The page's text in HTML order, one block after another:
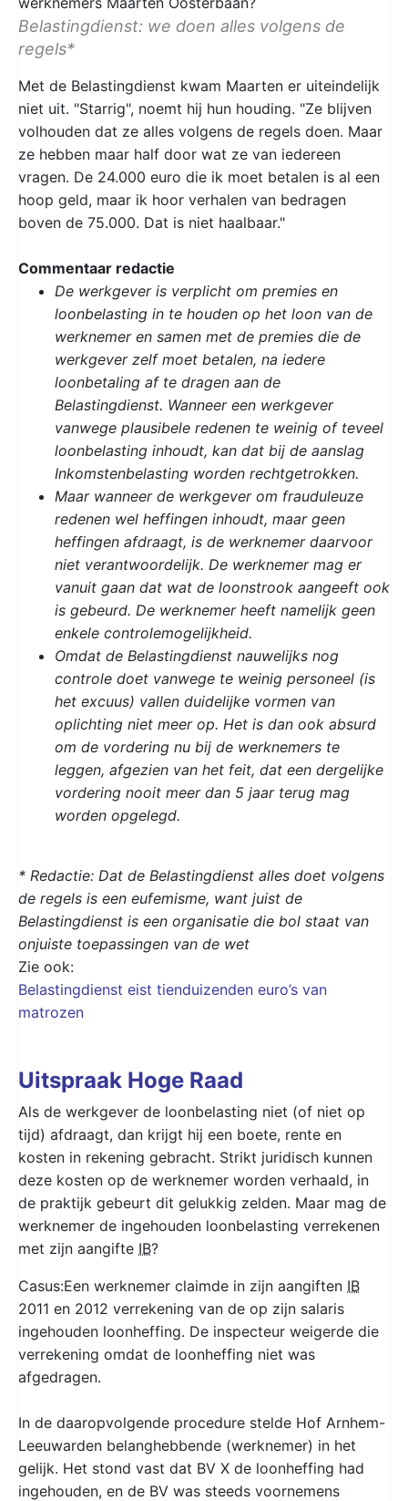
Belastingdienst: we doen alles volgens de
regels*
Met de Belastingdienst kwam Maarten er uiteindelijk
niet uit. "Starrig", noemt hij hun houding. "Ze blijven
volhouden dat ze alles volgens de regels doen. Maar
ze hebben maar half door wat ze van iedereen
vragen. De 24.000 euro die ik moet betalen is al een
hoop geld, maar ik hoor verhalen van bedragen
boven de 75.000. Dat is niet haalbaar."
Commentaar redactie
De werkgever is verplicht om premies en
loonbelasting in te houden op het loon van de
werknemer en samen met de premies die de
werkgever zelf moet betalen, na iedere
loonbetaling af te dragen aan de
Belastingdienst. Wanneer een werkgever
vanwege plausibele redenen te weinig of teveel
loonbelasting inhoudt, kan dat bij de aanslag
Inkomstenbelasting worden rechtgetrokken.
Maar wanneer de werkgever om frauduleuze
redenen wel heffingen inhoudt, maar geen
heffingen afdraagt, is de werknemer daarvoor
niet verantwoordelijk. De werknemer mag er
vanuit gaan dat wat de loonstrook aangeeft ook
is gebeurd. De werknemer heeft namelijk geen
enkele controlemogelijkheid.
Omdat de Belastingdienst nauwelijks nog
controle doet vanwege te weinig personeel (is
het excuus) vallen duidelijke vormen van
oplichting niet meer op. Het is dan ook absurd
om de vordering nu bij de werknemers te
leggen, afgezien van het feit, dat een dergelijke
vordering nooit meer dan 5 jaar terug mag
worden opgelegd.
* Redactie: Dat de Belastingdienst alles doet volgens
de regels is een eufemisme, want juist de
Belastingdienst is een organisatie die bol staat van
onjuiste toepassingen van de wet
Zie ook:
Belastingdienst eist tienduizenden euro’s van
matrozen
Uitspraak Hoge Raad
Als de werkgever de loonbelasting niet (of niet op
tijd) afdraagt, dan krijgt hij een boete, rente en
kosten in rekening gebracht. Strikt juridisch kunnen
deze kosten op de werknemer worden verhaald, in
de praktijk gebeurt dit gelukkig zelden. Maar mag de
werknemer de ingehouden loonbelasting verrekenen
met zijn aangifte IB?
Casus:Een werknemer claimde in zijn aangiften IB
2011 en 2012 verrekening van de op zijn salaris
ingehouden loonheffing. De inspecteur weigerde die
verrekening omdat de loonheffing niet was
afgedragen.
In de daaropvolgende procedure stelde Hof Arnhem-
Leeuwarden belanghebbende (werknemer) in het
gelijk. Het stond vast dat BV X de loonheffing had
ingehouden, en de BV was steeds voornemens